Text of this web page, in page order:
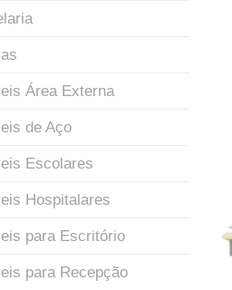
Área Externa
de Aço
Escolares
Hospitalares
para Escritório
para Recepção